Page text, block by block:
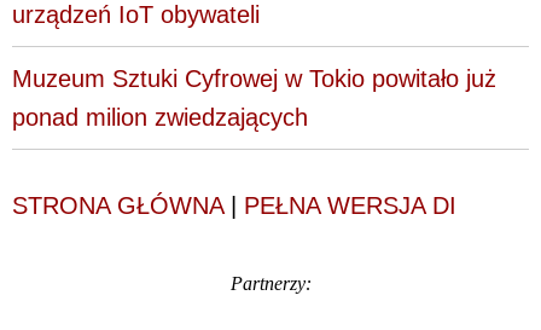
urządzeń IoT obywateli
Muzeum Sztuki Cyfrowej w Tokio powitało już
ponad milion zwiedzających
STRONA GŁÓWNA| PEŁNA WERSJA DI
Partnerzy: